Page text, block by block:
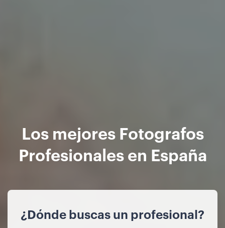
Los mejores Fotografos
Profesionales en España
¿Dónde buscas un profesional?